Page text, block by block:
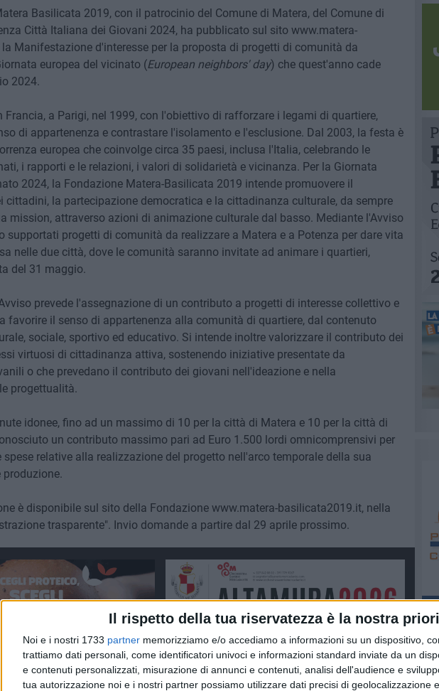
Il rispetto della tua riservatezza è la nostra
Noi e i nostri 1733 partner memorizziamo e/o accediamo a informazioni su un dispositivo,
trattiamo dati personali, come identificatori univoci e informazioni standard inviate da un
e contenuti personalizzati, misurazione di annunci e contenuti, analisi dell'audience e
tua autorizzazione noi e i nostri partner possiamo utilizzare dati precisi di geolocalizzazione
Basilicata 2019, con il patrocinio del Comune di Matera, del Comune di
Città Italiana dei Giovani 2024, ha pubblicato sul sito www.matera-
Manifestazione d'interesse per la proposta di progetti di comunità da
europea del vicinato (European neighbors' day) che quest'anno cade
2024.
Francia, a Parigi, nel 1999, con l'obiettivo di rafforzare i legami di quartiere,
di appartenenza e contrastare l'isolamento e l'esclusione. Dal 2003, la festa è
europea che coinvolge circa 35 paesi, inclusa l'Italia, celebrando le
i rapporti e le relazioni, i valori di solidarietà e vicinanza. Per la Giornata
2024, la Fondazione Matera-Basilicata 2019 intende promuovere il
cittadini, la partecipazione democratica e la cittadinanza culturale, da sempre
mission, attraverso azioni di animazione culturale dal basso. Mediante l'Avviso
supportati progetti di comunità da realizzare a Matera e a Potenza per dare vita
nelle due città, dove le comunità saranno invitate ad animare i quartieri,
del 31 maggio.
prevede l'assegnazione di un contributo a progetti di interesse collettivo e
favorire il senso di appartenenza alla comunità di quartiere, dal contenuto
sociale, sportivo ed educativo. Si intende inoltre valorizzare il contributo dei
virtuosi di cittadinanza attiva, sostenendo iniziative presentate da
o che prevedano il contributo dei giovani nell'ideazione e nella
progettualità.
idonee, fino ad un massimo di 10 per la città di Matera e 10 per la città di
un contributo massimo pari ad Euro 1.500 lordi omnicomprensivi per
spese relative alla realizzazione del progetto nell'arco temporale della sua
produzione.
è disponibile sul sito della Fondazione www.matera-basilicata2019.it, nella
trasparente". Invio domande a partire dal 29 aprile prossimo.